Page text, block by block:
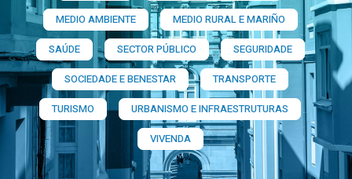
MEDIO AMBIENTE
MEDIO RURAL E MARIÑO
SAÚDE
SECTOR PÚBLICO
SEGURIDADE
SOCIEDADE E BENESTAR
TRANSPORTE
TURISMO
URBANISMO E INFRAESTRUTURAS
VIVENDA